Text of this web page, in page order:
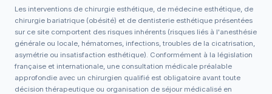
Les interventions de chirurgie esthétique, de médecine esthétique, de
chirurgie bariatrique (obésité) et de dentisterie esthétique présentées
sur ce site comportent des risques inhérents (risques liés à l'anesthésie
générale ou locale, hématomes, infections, troubles de la cicatrisation,
asymétrie ou insatisfaction esthétique). Conformément à la législation
française et internationale, une consultation médicale préalable
approfondie avec un chirurgien qualifié est obligatoire avant toute
décision thérapeutique ou organisation de séjour médicalisé en